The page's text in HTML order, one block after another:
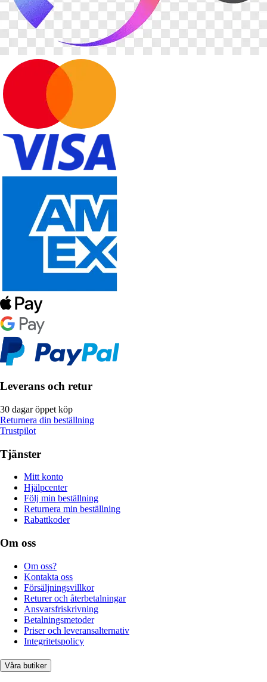
Leverans och retur
30 dagar öppet köp
Returnera din beställning
Trustpilot
Tjänster
Mitt konto
Hjälpcenter
Följ min beställning
Returnera min beställning
Rabattkoder
Om oss
Om oss?
Kontakta oss
Försäljningsvillkor
Returer och återbetalningar
Ansvarsfriskrivning
Betalningsmetoder
Priser och leveransalternativ
Integritetspolicy
Våra butiker